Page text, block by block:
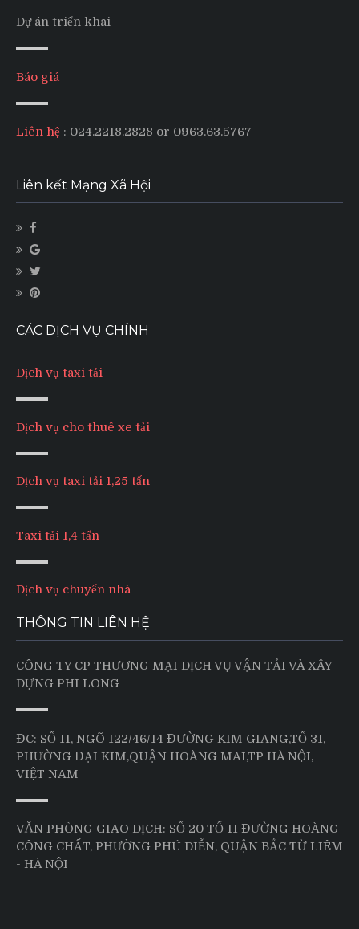
Dự án triển khai
Báo giá
Liên hệ : 024.2218.2828 or 0963.63.5767
Liên kết Mạng Xã Hội
CÁC DỊCH VỤ CHÍNH
Dịch vụ taxi tải
Dịch vụ cho thuê xe tải
Dịch vụ taxi tải 1,25 tấn
Taxi tải 1,4 tấn
Dịch vụ chuyển nhà
THÔNG TIN LIÊN HỆ
CÔNG TY CP THƯƠNG MẠI DỊCH VỤ VẬN TẢI VÀ XÂY
DỰNG PHI LONG
ĐC: SỐ 11, NGÕ 122/46/14 ĐƯỜNG KIM GIANG,TỔ 31,
PHƯỜNG ĐẠI KIM,QUẬN HOÀNG MAI,TP HÀ NỘI,
VIỆT NAM
VĂN PHÒNG GIAO DỊCH: SỐ 20 TỔ 11 ĐƯỜNG HOÀNG
CÔNG CHẤT, PHƯỜNG PHÚ DIỄN, QUẬN BẮC TỪ LIÊM
- HÀ NỘI